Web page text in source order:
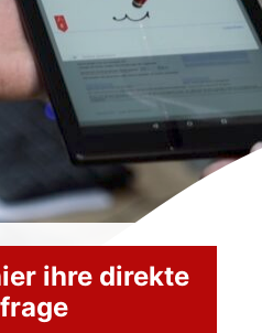
ihre direkte